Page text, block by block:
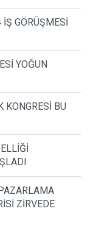
GÖRÜŞMESİ
YOĞUN
KONGRESİ BU
ZİRVEDE